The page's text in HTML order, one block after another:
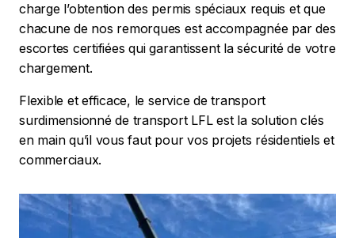
charge l’obtention des permis spéciaux requis et que
chacune de nos remorques est accompagnée par des
escortes certifiées qui garantissent la sécurité de votre
chargement.
Flexible et efficace, le service de transport
surdimensionné de transport LFL est la solution clés
en main qu’il vous faut pour vos projets résidentiels et
commerciaux.